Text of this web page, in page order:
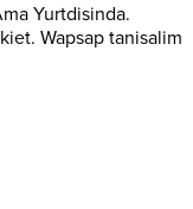
Yurtdisinda.
Wapsap tanisalim